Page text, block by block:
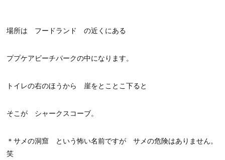
場所は フードランド の近くにある
ププケアビーチパークの中になります。
トイレの右のほうから 崖をとことこ下ると
そこが シャークスコーブ。
＊サメの洞窟 という怖い名前ですが サメの危険はありません。
笑